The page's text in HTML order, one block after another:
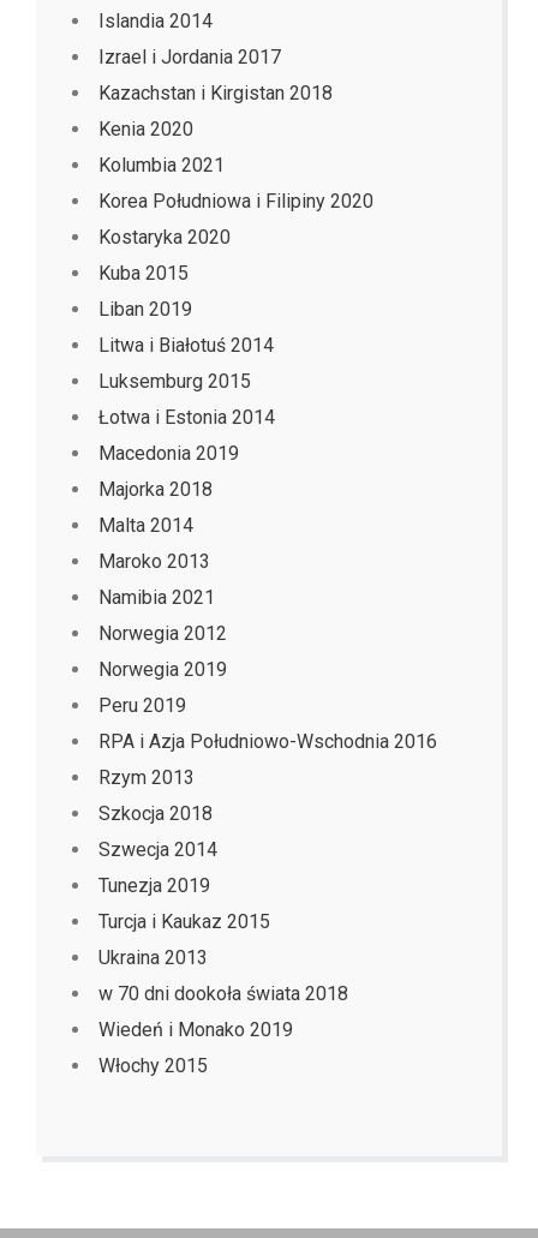
Islandia 2014
Izrael i Jordania 2017
Kazachstan i Kirgistan 2018
Kenia 2020
Kolumbia 2021
Korea Południowa i Filipiny 2020
Kostaryka 2020
Kuba 2015
Liban 2019
Litwa i Białotuś 2014
Luksemburg 2015
Łotwa i Estonia 2014
Macedonia 2019
Majorka 2018
Malta 2014
Maroko 2013
Namibia 2021
Norwegia 2012
Norwegia 2019
Peru 2019
RPA i Azja Południowo-Wschodnia 2016
Rzym 2013
Szkocja 2018
Szwecja 2014
Tunezja 2019
Turcja i Kaukaz 2015
Ukraina 2013
w 70 dni dookoła świata 2018
Wiedeń i Monako 2019
Włochy 2015